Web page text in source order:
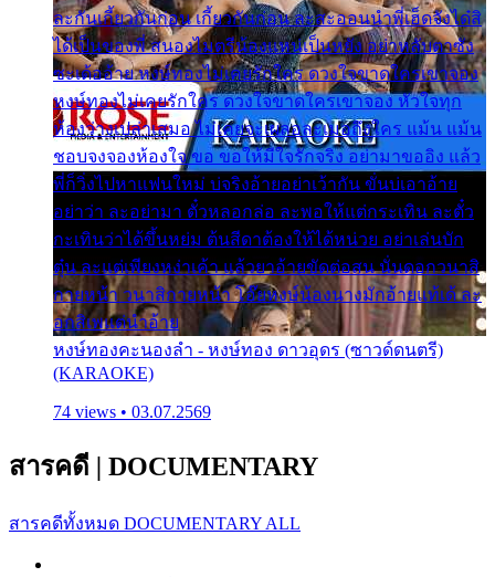
ละกันเกี้ยวกันก่อน เกี้ยวกันก่อน ละสะออนนำพี่เฮ็ดจังได๋สิ
ได้เป็นของพี่ สนองไมตรีน้องแหน่เป็นหยัง อย่าหลับตาซัง
ซะเด้ออ้าย หงษ์ทองไม่เคยรักใคร ดวงใจขาดใครเขาจอง
หงษ์ทองไม่เคยรักใคร ดวงใจขาดใครเขาจอง หัวใจทุก
ห้องว่างเปล่าเสมอ ไม่เคยจะเผลอละเมอถึงใคร แม้น แม้น
ชอบจงจองห้องใจ ขอ ขอให้มีใจรักจริง อย่ามาขออิง แล้ว
พี่ก็วิ่งไปหาแฟนใหม่ บ่จริงอ้ายอย่าเว้ากัน ขั่นบ่เอาอ้าย
อย่าว่า ละอย่ามา ตั๋วหลอกล่อ ละพอให้แต่กระเทิน ละตั๋ว
กะเทินว่าได้ขึ้นหย่ม ต้นสีดาต้องให้ได้หน่วย อย่าเล่นบัก
ตุ๋น ละแต่เพียงหง่าเค้า แล้วยาอ้ายขัดต่อสน นั่นดอกวนาสิ
กายหน้า วนาสิกายหน้า โอ๊ยหงษ์น้องนางมักอ้ายแท้เด้ ละ
อกสิเพแต่นำอ้าย
หงษ์ทองคะนองลำ - หงษ์ทอง ดาวอุดร (ซาวด์ดนตรี)
(KARAOKE)
74 views • 03.07.2569
สารคดี | DOCUMENTARY
สารคดีทั้งหมด DOCUMENTARY ALL